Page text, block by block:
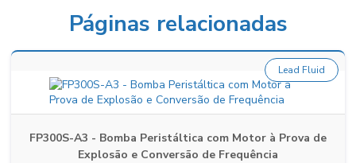
Páginas relacionadas
FP300S-A3 - Bomba Peristáltica com Motor à Prova de
Explosão e Conversão de Frequência
Lead Fluid